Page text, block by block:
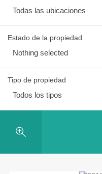
Todas las ubicaciones
Estado de la propiedad
Nothing selected
Tipo de propiedad
Todos los tipos